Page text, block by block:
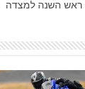
ראש השנה למצדה